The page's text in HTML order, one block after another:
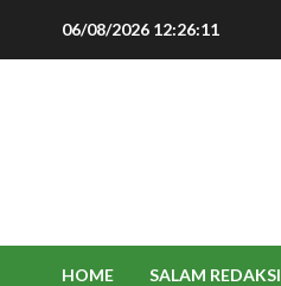
06/08/2026 12:26:11
HOME SALAM REDAKSI